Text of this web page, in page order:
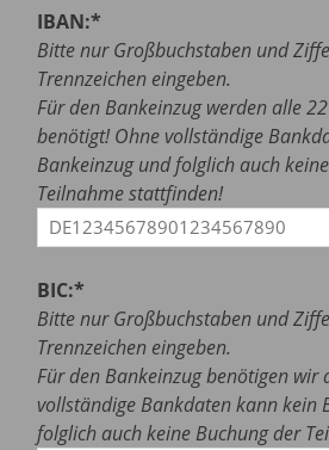
IBAN:*
Bitte nur Großbuchstaben und
Trennzeichen eingeben.
Für den Bankeinzug werden alle
benötigt! Ohne vollständige
Bankeinzug und folglich auch
Teilnahme stattfinden!
BIC:*
Bitte nur Großbuchstaben und
Trennzeichen eingeben.
Für den Bankeinzug benötigen wir
vollständige Bankdaten kann kein
folglich auch keine Buchung der